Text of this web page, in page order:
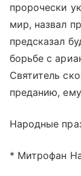
пророчески
мир, назвал
предсказал
борьбе с
Святитель
преданию,
Народные
* Митрофан